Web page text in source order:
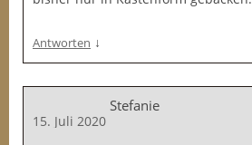
Antworten ↓
Stefanie
15. Juli 2020